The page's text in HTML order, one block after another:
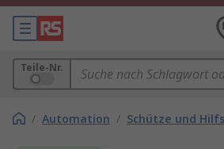
Teile-Nr.
/ Automation / Schütze und